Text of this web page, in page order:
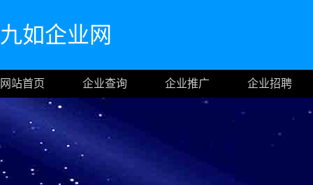
九如企业网
网站首页 企业查询 企业推广 企业招聘